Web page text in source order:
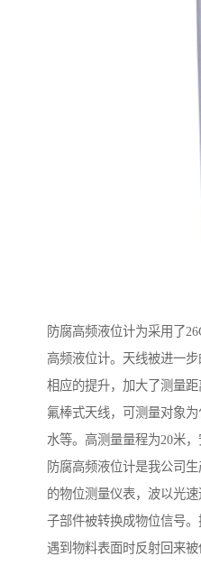
防腐高频液位计为采用了
高频液位计。天线被进一
相应的提升，加大了测量
氟棒式天线，可测量对象
水等。高测量量程为20米，
防腐高频液位计是我公司
的物位测量仪表，波以光
子部件被转换成物位信号
遇到物料表面时反射回来